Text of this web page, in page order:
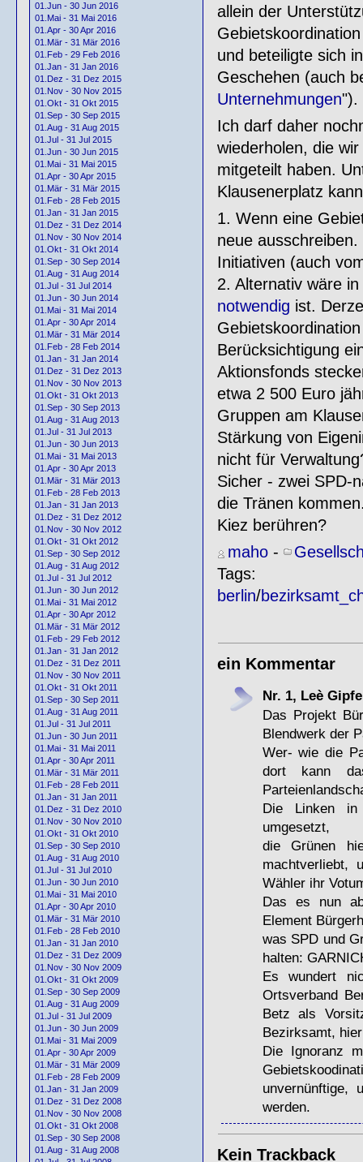
01.Jun - 30 Jun 2016
01.Mai - 31 Mai 2016
01.Apr - 30 Apr 2016
01.Mär - 31 Mär 2016
01.Feb - 29 Feb 2016
01.Jan - 31 Jan 2016
01.Dez - 31 Dez 2015
01.Nov - 30 Nov 2015
01.Okt - 31 Okt 2015
01.Sep - 30 Sep 2015
01.Aug - 31 Aug 2015
01.Jul - 31 Jul 2015
01.Jun - 30 Jun 2015
01.Mai - 31 Mai 2015
01.Apr - 30 Apr 2015
01.Mär - 31 Mär 2015
01.Feb - 28 Feb 2015
01.Jan - 31 Jan 2015
01.Dez - 31 Dez 2014
01.Nov - 30 Nov 2014
01.Okt - 31 Okt 2014
01.Sep - 30 Sep 2014
01.Aug - 31 Aug 2014
01.Jul - 31 Jul 2014
01.Jun - 30 Jun 2014
01.Mai - 31 Mai 2014
01.Apr - 30 Apr 2014
01.Mär - 31 Mär 2014
01.Feb - 28 Feb 2014
01.Jan - 31 Jan 2014
01.Dez - 31 Dez 2013
01.Nov - 30 Nov 2013
01.Okt - 31 Okt 2013
01.Sep - 30 Sep 2013
01.Aug - 31 Aug 2013
01.Jul - 31 Jul 2013
01.Jun - 30 Jun 2013
01.Mai - 31 Mai 2013
01.Apr - 30 Apr 2013
01.Mär - 31 Mär 2013
01.Feb - 28 Feb 2013
01.Jan - 31 Jan 2013
01.Dez - 31 Dez 2012
01.Nov - 30 Nov 2012
01.Okt - 31 Okt 2012
01.Sep - 30 Sep 2012
01.Aug - 31 Aug 2012
01.Jul - 31 Jul 2012
01.Jun - 30 Jun 2012
01.Mai - 31 Mai 2012
01.Apr - 30 Apr 2012
01.Mär - 31 Mär 2012
01.Feb - 29 Feb 2012
01.Jan - 31 Jan 2012
01.Dez - 31 Dez 2011
01.Nov - 30 Nov 2011
01.Okt - 31 Okt 2011
01.Sep - 30 Sep 2011
01.Aug - 31 Aug 2011
01.Jul - 31 Jul 2011
01.Jun - 30 Jun 2011
01.Mai - 31 Mai 2011
01.Apr - 30 Apr 2011
01.Mär - 31 Mär 2011
01.Feb - 28 Feb 2011
01.Jan - 31 Jan 2011
01.Dez - 31 Dez 2010
01.Nov - 30 Nov 2010
01.Okt - 31 Okt 2010
01.Sep - 30 Sep 2010
01.Aug - 31 Aug 2010
01.Jul - 31 Jul 2010
01.Jun - 30 Jun 2010
01.Mai - 31 Mai 2010
01.Apr - 30 Apr 2010
01.Mär - 31 Mär 2010
01.Feb - 28 Feb 2010
01.Jan - 31 Jan 2010
01.Dez - 31 Dez 2009
01.Nov - 30 Nov 2009
01.Okt - 31 Okt 2009
01.Sep - 30 Sep 2009
01.Aug - 31 Aug 2009
01.Jul - 31 Jul 2009
01.Jun - 30 Jun 2009
01.Mai - 31 Mai 2009
01.Apr - 30 Apr 2009
01.Mär - 31 Mär 2009
01.Feb - 28 Feb 2009
01.Jan - 31 Jan 2009
01.Dez - 31 Dez 2008
01.Nov - 30 Nov 2008
01.Okt - 31 Okt 2008
01.Sep - 30 Sep 2008
01.Aug - 31 Aug 2008
allein der
und beteiligte sich
Geschehen (auch
Unternehmungen").
Ich darf daher
wiederholen, die
mitgeteilt haben.
Klausenerplatz
1. Wenn eine
neue
Initiativen (auch
2. Alternativ wäre
notwendig ist.
Berücksichtigung
Aktionsfonds
etwa 2 500 Euro
Gruppen am
Stärkung von
nicht für
Sicher - zwei SPD-
die Tränen
Kiez berühren?
maho-
Tags:
berlin/
ein Kommentar
Nr. 1, Leè
Das Projekt
Blendwerk der
Wer- wie die
dort kann
Die Linken in
umgesetzt,
die Grünen
machtverliebt,
Wähler ihr
Das es nun
Element
was SPD und
halten:
Es wundert
Ortsverband
Betz als
Bezirksamt,
Die Ignoranz
unvernünftige,
werden.
Kein Trackback